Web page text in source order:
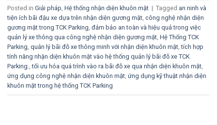
Posted in Giải pháp, Hệ thống nhận diện khuôn mặt | Tagged an ninh và
tiện ích bãi đậu xe dựa trên nhận diện gương mặt, công nghệ nhận diện
gương mặt trong TCK Parking, đảm bảo an toàn và hiệu quả trong việc
quản lý xe thông qua công nghệ nhận diện gương mặt, Hệ Thống TCK
Parking, quản lý bãi đỗ xe thông minh với nhận diện khuôn mặt,tích hợp
tính năng nhận diện khuôn mặt vào hệ thống quản lý bãi đỗ xe TCK
Parking.,tối ưu hóa quá trình vào ra bãi đỗ xe qua nhận diện khuôn mặt,
ứng dụng công nghệ nhận diện khuôn mặt, ứng dụng kỹ thuật nhận diện
khuôn mặt trong hệ thống TCK Parking